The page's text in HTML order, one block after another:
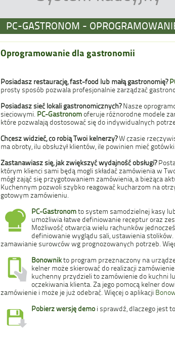
PC-GASTRONOM -
Oprogramowanie dla gastronomii
Posiadasz restaurację, fast-food lub małą gastronomię?
prosty sposób pozwala profesjonalnie zarządzać
Posiadasz sieć lokali gastronomicznych?Nasze
sieciowymi. PC-Gastronomoferuje różnorodne modele
które pozwalają dostosować się do indywidualnych
Chcesz widzieć, co robią Twoi kelnerzy?W czasie
ma obroty, ilu obsłużył klientów, ile powinien mieć gotówki.
Zastanawiasz się, jak zwiększyć wydajność obsługi?
którym klienci sami będą mogli składać zamówienia w
mógł zająć się przygotowaniem zamówienia, a bieżąca
Kuchennym pozwoli szybko reagować kucharzom na
gotowym zamówieniu.
PC-Gastronomto system samodzielnej kasy
umożliwia łatwe definiowanie receptur oraz
Możliwość otwarcia wielu rachunków
definiowanie wyglądu sali, ustawienia stolików.
zamawianie surowców wg prognozowanych potrzeb.
Bonownikto program przeznaczony na
kelner może skierować do realizacji
kuchenny przydzieli to zamówienie do kuchni
oczekiwania klienta. Za jego pomocą kelner
zamówienie i może je już odebrać. Więcej o aplikacji
Pobierz wersję demo i sprawdź, dlaczego jest